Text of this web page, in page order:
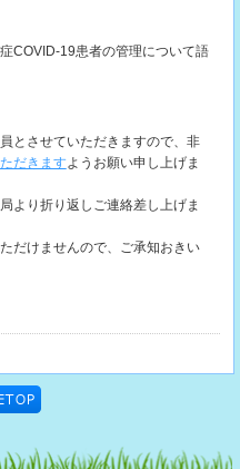
COVID-19患者の管理について語
とさせていただきますので、非
だきますようお願い申し上げま
より折り返しご連絡差し上げま
だけませんので、ご承知おきい